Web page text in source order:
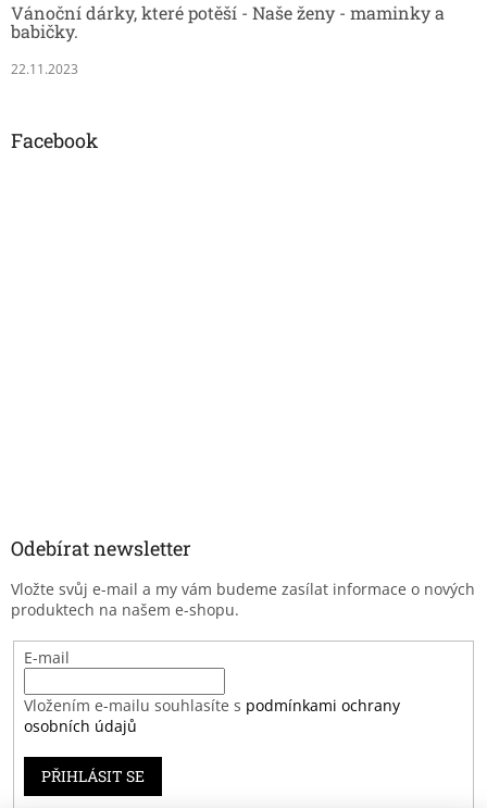
Vánoční dárky, které potěší - Naše ženy - maminky a
babičky.
22.11.2023
Facebook
Odebírat newsletter
Vložte svůj e-mail a my vám budeme zasílat informace o nových
produktech na našem e-shopu.
E-mail
Vložením e-mailu souhlasíte s podmínkami ochrany
osobních údajů
PŘIHLÁSIT SE